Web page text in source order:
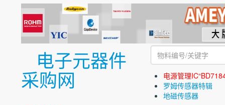
电子元器件
采购网
电源管理
罗姆传感器特辑
地磁传感器